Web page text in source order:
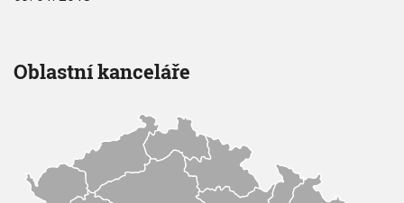
Oblastní kanceláře